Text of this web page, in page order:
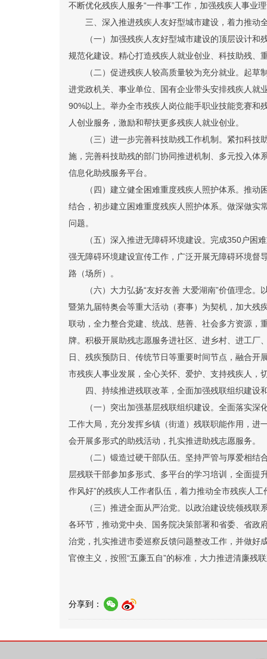
不断优化残疾人服务“一件事”工作，加强残疾人事业
三、深入推进残疾人友好型城市建设，着力推动
（一）加强残疾人友好型城市建设的顶层设计和
规范化建设。精心打造残疾人就业创业、科技助残、
（二）促进残疾人较高质量较为充分就业。 起草
进党政机关、事业单位、国有企业带头安排残疾人就
90%以上。举办全市残疾人岗位能手职业技能竞赛和
人创业服务，激励和帮扶更多残疾人就业创业。
（三）进一步完善科技助残工作机制。 紧扣科技
施， 完善科技助残的部门协同推进机制、多元投入体
信息化助残服务平台。
（四）建立健全困难重度残疾人照护体系。 推动
结合，初步建立困难重度残疾人照护体系。做深做实
问题。
（五）深入推进无障碍环境建设。 完成350户困
强无障碍环境建设宣传工作， 广泛开展无障碍环境督
路（场所）。
（六）大力弘扬“友好友善 大爱湖南”价值理念。
暨第九届特奥会等重大活动（赛事）为契机，加大残
联动，全力整合党建、统战、慈善、社会多方资源，
牌。积极开展助残志愿服务进社区、进乡村、进工厂
日、残疾预防日、传统节日等重要时间节点，融合
市残疾人事业发展，全心关怀、爱护、支持残疾人，
四、持续推进残联改革，全面加强残联组织建设
（一）突出加强基层残联组织建设。 全面落实深
工作大局，充分发挥乡镇（街道）残联职能作用，进
会开展多形式的助残活动，扎实推进助残志愿服务。
（二）锻造过硬干部队伍。 坚持严管与厚爱相结
层残联干部参加多形式、多平台的学习培训，全面提
作风好”的残疾人工作者队伍，着力推动全市残疾人
（三）推进全面从严治党。
以政治建设统领残联
各环节，推动党中央、国务院决策部署和省委、省政
治党，扎实推进市委巡察反馈问题整改工作，并做好
官僚主义，按照“五廉五自”的标准，大力推进清廉残
分享到：